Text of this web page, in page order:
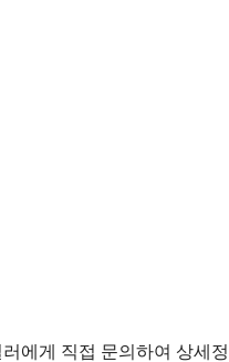
에게 직접 문의하여 상세정